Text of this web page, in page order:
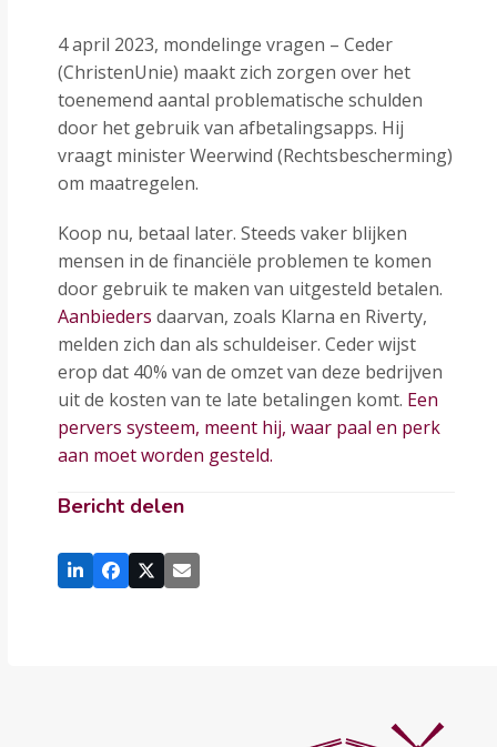
4 april 2023, mondelinge vragen – Ceder
(ChristenUnie) maakt zich zorgen over het
toenemend aantal problematische schulden
door het gebruik van afbetalingsapps. Hij
vraagt minister Weerwind (Rechtsbescherming)
om maatregelen.
Koop nu, betaal later. Steeds vaker blijken
mensen in de financiële problemen te komen
door gebruik te maken van uitgesteld betalen.
Aanbieders daarvan, zoals Klarna en Riverty,
melden zich dan als schuldeiser. Ceder wijst
erop dat 40% van de omzet van deze bedrijven
uit de kosten van te late betalingen komt. Een
pervers systeem, meent hij, waar paal en perk
aan moet worden gesteld.
Bericht delen